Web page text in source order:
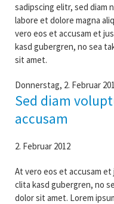
sadipscing elitr, sed diam
labore et dolore magna
vero eos et accusam et
kasd gubergren, no sea
sit amet.
Donnerstag, 2. Februar
Sed diam
accusam
2. Februar 2012
At vero eos et accusam
clita kasd gubergren, no
dolor sit amet. Lorem